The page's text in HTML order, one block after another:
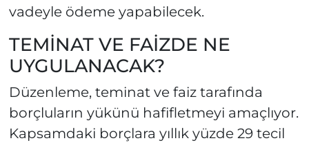
vadeyle ödeme yapabilecek.
TEMİNAT VE FAİZDE NE
UYGULANACAK?
Düzenleme, teminat ve faiz tarafında
borçluların yükünü hafifletmeyi amaçlıyor.
Kapsamdaki borçlara yıllık yüzde 29 tecil